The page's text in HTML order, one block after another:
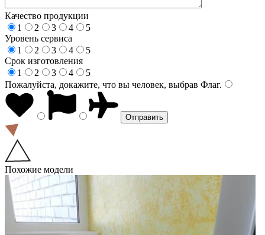
Качество продукции
1
2 3 4
5
Уровень сервиса
1
2 3 4
5
Срок изготовления
1
2 3 4
5
Пожалуйста, докажите, что вы человек, выбрав Флаг.
Похожие модели